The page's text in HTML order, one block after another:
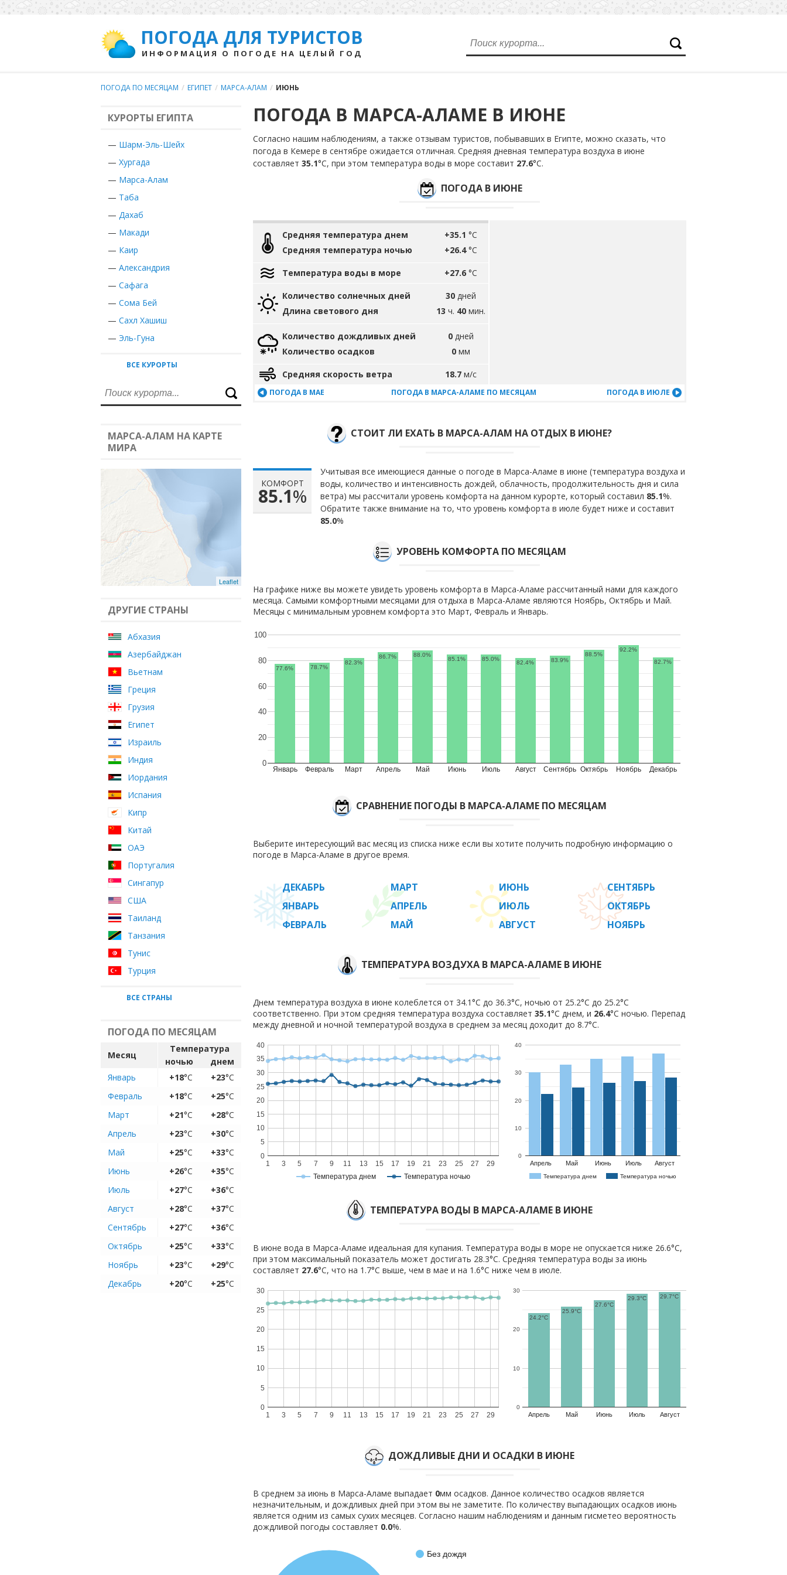
ПОГОДА ДЛЯ ТУРИСТОВ
ИНФОРМАЦИЯ О ПОГОДЕ НА ЦЕЛЫЙ ГОД
ПОГОДА ПО МЕСЯЦАМ / ЕГИПЕТ / МАРСА-АЛАМ / ИЮНЬ
КУРОРТЫ ЕГИПТА
— Шарм-Эль-Шейх
— Хургада
— Марса-Алам
— Таба
— Дахаб
— Макади
— Каир
— Александрия
— Сафага
— Сома Бей
— Сахл Хашиш
— Эль-Гуна
ВСЕ КУРОРТЫ
МАРСА-АЛАМ НА КАРТЕ
МИРА
Leaflet
ДРУГИЕ СТРАНЫ
Абхазия
Азербайджан
Вьетнам
Греция
Грузия
Египет
Израиль
Индия
Иордания
Испания
Кипр
Китай
ОАЭ
Португалия
Сингапур
США
Таиланд
Танзания
Тунис
Турция
ВСЕ СТРАНЫ
ПОГОДА ПО МЕСЯЦАМ
Месяц
Температура
ночью
днем
Январь
+18°C +23°C
Февраль
+18°C +25°C
Март
+21°C +28°C
Апрель
+23°C +30°C
Май
+25°C +33°C
Июнь
+26°C +35°C
Июль
+27°C +36°C
Август
+28°C +37°C
Сентябрь
+27°C +36°C
Октябрь
+25°C +33°C
Ноябрь
+23°C +29°C
Декабрь
+20°C +25°C
ПОГОДА В МАРСА-АЛАМЕ В ИЮНЕ
Согласно нашим наблюдениям, а также отзывам туристов, побывавших в Египте, можно сказать, что
погода в Кемере в сентябре ожидается отличная. Средняя дневная температура воздуха в июне
составляет 35.1°С, при этом температура воды в море составит 27.6°С.
ПОГОДА В ИЮНЕ
Средняя температура днем
Средняя температура ночью
+35.1 °C
+26.4°C
Температура воды в море +27.6 °C
Количество солнечных дней
Длина светового дня
30 дней
13 ч. 40 мин.
Количество дождливых дней
Количество осадков
0 дней
0 мм
Средняя скорость ветра 18.7 м/с
ПОГОДА В МАЕ ПОГОДА В МАРСА-АЛАМЕ ПО МЕСЯЦАМ ПОГОДА В ИЮЛЕ
СТОИТ ЛИ ЕХАТЬ В МАРСА-АЛАМ НА ОТДЫХ В ИЮНЕ?
КОМФОРТ
85.1%
Учитывая все имеющиеся данные о погоде в Марса-Аламе в июне (температура воздуха и
воды, количество и интенсивность дождей, облачность, продолжительность дня и сила
ветра) мы рассчитали уровень комфорта на данном курорте, который составил 85.1%.
Обратите также внимание на то, что уровень комфорта в июле будет ниже и составит
85.0%
УРОВЕНЬ КОМФОРТА ПО МЕСЯЦАМ
На графике ниже вы можете увидеть уровень комфорта в Марса-Аламе рассчитанный нами для каждого
месяца. Самыми комфортными месяцами для отдыха в Марса-Аламе являются Ноябрь, Октябрь и Май.
Месяцы с минимальным уровнем комфорта это Март, Февраль и Январь.
Январь Февраль Март Апрель Май Июнь Июль Август Сентябрь Октябрь Ноябрь Декабрь
0
20
40
60
80
100
77.6% 78.7%
82.3%
86.7% 88.0%
85.1% 85.0%
82.4% 83.9%
88.5%
92.2%
82.7%
СРАВНЕНИЕ ПОГОДЫ В МАРСА-АЛАМЕ ПО МЕСЯЦАМ
Выберите интересующий вас месяц из списка ниже если вы хотите получить подробную информацию о
погоде в Марса-Аламе в другое время.
ДЕКАБРЬ
ЯНВАРЬ
ФЕВРАЛЬ
МАРТ
АПРЕЛЬ
МАЙ
ИЮНЬ
ИЮЛЬ
АВГУСТ
СЕНТЯБРЬ
ОКТЯБРЬ
НОЯБРЬ
ТЕМПЕРАТУРА ВОЗДУХА В МАРСА-АЛАМЕ В ИЮНЕ
Днем температура воздуха в июне колеблется от 34.1°C до 36.3°C, ночью от 25.2°C до 25.2°C
соответственно. При этом средняя температура воздуха составляет 35.1°C днем, и 26.4°C ночью. Перепад
между дневной и ночной температурой воздуха в среднем за месяц доходит до 8.7°С.
Температура днем Температура ночью
1 3 5 7 9 11 13 15 17 19 21 23 25 27 29
0
5
10
15
20
25
30
35
40
Температура днем Температура ночью
Апрель Май Июнь Июль Август
0
10
20
30
40
ТЕМПЕРАТУРА ВОДЫ В МАРСА-АЛАМЕ В ИЮНЕ
В июне вода в Марса-Аламе идеальная для купания. Температура воды в море не опускается ниже 26.6°C,
при этом максимальный показатель может достигать 28.3°C. Средняя температура воды за июнь
составляет 27.6°C, что на 1.7°C выше, чем в мае и на 1.6°C ниже чем в июле.
1 3 5 7 9 11 13 15 17 19 21 23 25 27 29
0
5
10
15
20
25
30
Апрель Май Июнь Июль Август
0
10
20
30
24.2°C
25.9°C
27.6°C
29.3°C 29.7°C
ДОЖДЛИВЫЕ ДНИ И ОСАДКИ В ИЮНЕ
В среднем за июнь в Марса-Аламе выпадает 0мм осадков. Данное количество осадков является
незначительным, и дождливых дней при этом вы не заметите. По количеству выпадающих осадков июнь
является одним из самых сухих месяцев. Согласно нашим наблюдениям и данным гисметео вероятность
дождливой погоды составляет 0.0%.
Без дождя